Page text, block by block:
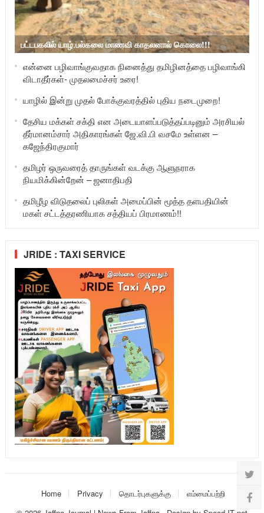
பட்டபகலில் யாழ்.பல்கலை மாணவி காதலனால் கொலை!!!
என்னை பழிவாங்குவதாக நினைத்து தமிழினத்தை பழிவாங்கி
விடாதீர்கள்- முதலமைச்சர் உரை!
யாழில் இன்று முதல் போக்குவரத்தில் புதிய நடைமுறை!
தேசிய மக்கள் சக்தி என அடையாளப்படுத்தப்படினும் அரசியல்
தீர்மானம்சார் அதிகாரங்கள் ஜே.வி.பி வசமே உள்ளன –
கஜேந்திரகுமார்
தமிழர் ஒருவரைத் தாருங்கள் வடக்கு ஆளுநராக
நியமிக்கின்றேன் – ஜனாதிபதி
தமிழீழ விடுதலைப் புலிகள் அமைப்பின் மூத்த தளபதியின்
மகள் சட்டத்தரணியாக சத்தியப் பிரமாணம்!!
JRIDE : TAXI SERVICE
Home Privacy தொடர்புகளுக்கு
எம்மைப்பற்றி